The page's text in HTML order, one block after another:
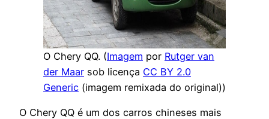
O Chery QQ. (Imagem por Rutger van
der Maar sob licença CC BY 2.0
Generic (imagem remixada do original))
O Chery QQ é um dos carros chineses mais